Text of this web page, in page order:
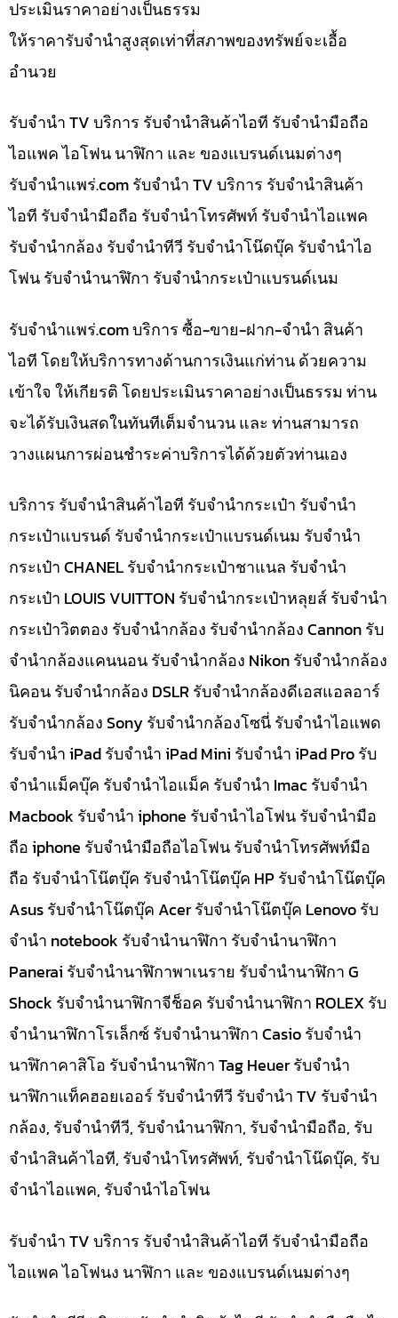
ประเมินราคาอย่างเป็นธรรม
ให้ราคารับจำนำสูงสุดเท่าที่สภาพของทรัพย์จะเอื้อ
อำนวย
รับจำนำ TV บริการ รับจำนำสินค้าไอที รับจำนำมือถือ
ไอแพค ไอโฟน นาฬิกา และ ของแบรนด์เนมต่างๆ
รับจํานําแพร่.com รับจำนำ TV บริการ รับจำนำสินค้า
ไอที รับจำนำมือถือ รับจำนำโทรศัพท์ รับจำนำไอแพค
รับจำนำกล้อง รับจำนำทีวี รับจำนำโน๊ดบุ๊ค รับจำนำไอ
โฟน รับจำนำนาฬิกา รับจำนำกระเป๋าแบรนด์เนม
รับจํานําแพร่.com บริการ ซื้อ-ขาย-ฝาก-จำนำ สินค้า
ไอที โดยให้บริการทางด้านการเงินแก่ท่าน ด้วยความ
เข้าใจ ให้เกียรติ โดยประเมินราคาอย่างเป็นธรรม ท่าน
จะได้รับเงินสดในทันทีเต็มจำนวน และ ท่านสามารถ
วางแผนการผ่อนชำระค่าบริการได้ด้วยตัวท่านเอง
บริการ รับจำนำสินค้าไอที รับจำนำกระเป๋า รับจำนำ
กระเป๋าแบรนด์ รับจำนำกระเป๋าแบรนด์เนม รับจำนำ
กระเป๋า CHANEL รับจำนำกระเป๋าชาแนล รับจำนำ
กระเป๋า LOUIS VUITTON รับจำนำกระเป๋าหลุยส์ รับจำนำ
กระเป๋าวิตตอง รับจำนำกล้อง รับจำนำกล้อง Cannon รับ
จำนำกล้องแคนนอน รับจำนำกล้อง Nikon รับจำนำกล้อง
นิคอน รับจำนำกล้อง DSLR รับจำนำกล้องดีเอสแอลอาร์
รับจำนำกล้อง Sony รับจำนำกล้องโซนี่ รับจำนำไอแพด
รับจำนำ iPad รับจำนำ iPad Mini รับจำนำ iPad Pro รับ
จำนำแม็คบุ๊ค รับจำนำไอแม็ค รับจำนำ Imac รับจำนำ
Macbook รับจำนำ iphone รับจำนำไอโฟน รับจำนำมือ
ถือ iphone รับจำนำมือถือไอโฟน รับจำนำโทรศัพท์มือ
ถือ รับจำนำโน๊ตบุ๊ค รับจำนำโน๊ตบุ๊ค HP รับจำนำโน๊ตบุ๊ค
Asus รับจำนำโน๊ตบุ๊ค Acer รับจำนำโน๊ตบุ๊ค Lenovo รับ
จำนำ notebook รับจำนำนาฬิกา รับจำนำนาฬิกา
Panerai รับจำนำนาฬิกาพาเนราย รับจำนำนาฬิกา G
Shock รับจำนำนาฬิกาจีช็อค รับจำนำนาฬิกา ROLEX รับ
จำนำนาฬิกาโรเล็กซ์ รับจำนำนาฬิกา Casio รับจำนำ
นาฬิกาคาสิโอ รับจำนำนาฬิกา Tag Heuer รับจำนำ
นาฬิกาแท็คฮอยเออร์ รับจำนำทีวี รับจำนำ TV รับจำนำ
กล้อง, รับจำนำทีวี, รับจำนำนาฬิกา, รับจำนำมือถือ, รับ
จำนำสินค้าไอที, รับจำนำโทรศัพท์, รับจำนำโน๊ดบุ๊ค, รับ
จำนำไอแพค, รับจำนำไอโฟน
รับจำนำ TV บริการ รับจำนำสินค้าไอที รับจำนำมือถือ
ไอแพค ไอโฟนง นาฬิกา และ ของแบรนด์เนมต่างๆ